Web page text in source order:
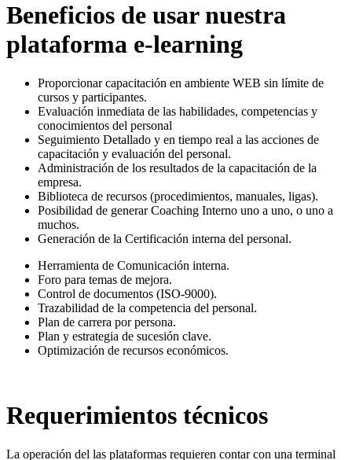
Beneficios de usar nuestra
plataforma e-learning
Proporcionar capacitación en ambiente WEB sin límite de
cursos y participantes.
Evaluación inmediata de las habilidades, competencias y
conocimientos del personal
Seguimiento Detallado y en tiempo real a las acciones de
capacitación y evaluación del personal.
Administración de los resultados de la capacitación de la
empresa.
Biblioteca de recursos (procedimientos, manuales, ligas).
Posibilidad de generar Coaching Interno uno a uno, o uno a
muchos.
Generación de la Certificación interna del personal.
Herramienta de Comunicación interna.
Foro para temas de mejora.
Control de documentos (ISO-9000).
Trazabilidad de la competencia del personal.
Plan de carrera por persona.
Plan y estrategia de sucesión clave.
Optimización de recursos económicos.
Requerimientos técnicos
La operación del las plataformas requieren contar con una terminal